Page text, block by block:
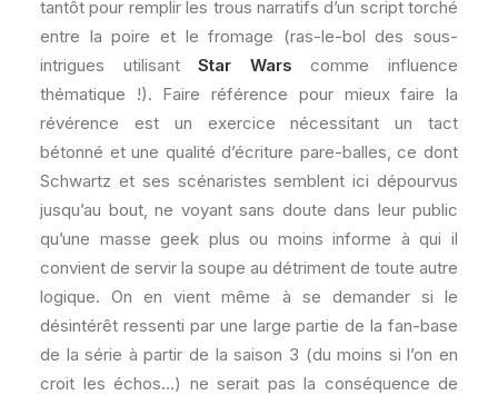
tantôt pour remplir les trous narratifs d’un script torché
entre la poire et le fromage (ras-le-bol des sous-
intrigues utilisantStar Wars comme influence
thématique !). Faire référence pour mieux faire la
révérence est un exercice nécessitant un tact
bétonné et une qualité d’écriture pare-balles, ce dont
Schwartz et ses scénaristes semblent ici dépourvus
jusqu’au bout, ne voyant sans doute dans leur public
qu’une masse geek plus ou moins informe à qui il
convient de servir la soupe au détriment de toute autre
logique. On en vient même à se demander si le
désintérêt ressenti par une large partie de la fan-base
de la série à partir de la saison 3 (du moins si l’on en
croit les échos…) ne serait pas la conséquence de